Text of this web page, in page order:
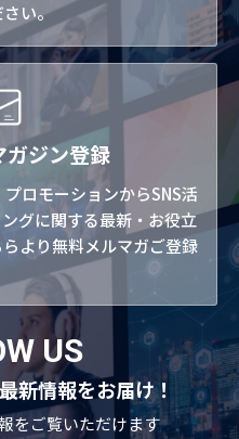
い。
ガジン登録
ロモーションからSNS活
グに関する最新・お役立
より無料メルマガご登録
US
新情報をお届け！
をご覧いただけます